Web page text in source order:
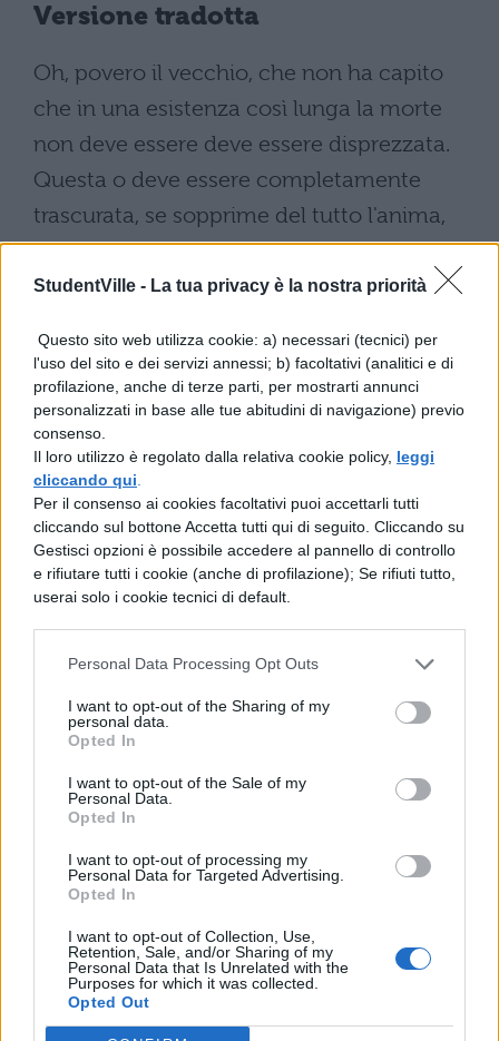
StudentVille - La tua privacy è la nostra priorità
Questo sito web utilizza cookie: a) necessari (tecnici) per
l'uso del sito e dei servizi annessi; b) facoltativi (analitici e di
profilazione, anche di terze parti, per mostrarti annunci
personalizzati in base alle tue abitudini di navigazione) previo
consenso.
Il loro utilizzo è regolato dalla relativa cookie policy, leggi
cliccando qui
Per il consenso ai cookies facoltativi puoi accettarli tutti
cliccando sul bottone Accetta tutti qui di seguito. Cliccando su
Gestisci opzioni è possibile accedere al pannello di controllo
e rifiutare tutti i cookie (anche di profilazione); Se rifiuti tutto,
userai solo i cookie tecnici di default.
Personal Data Processing Opt Outs
I want to opt-out of the Sharing of my
personal data.
Opted In
I want to opt-out of the Sale of my
Personal Data.
Opted In
I want to opt-out of processing my
Personal Data for Targeted Advertising.
Opted In
I want to opt-out of Collection, Use,
Retention, Sale, and/or Sharing of my
Personal Data that Is Unrelated with the
Purposes for which it was collected.
Opted Out
Versione tradotta
Oh, povero il vecchio, che non ha capito
che in una esistenza così lunga la morte
non deve essere deve essere disprezzata.
Questa o deve essere completamente
trascurata, se sopprime del tutto l'anima,
oppure deve essere perfino desiderata, se la
conduce in un qualche luogo in cui è
Pertanto che cosa dovrei temere, se dopo
la morte sarò destinato o a non essere
infelice o ad essere felice? Chi è tanto stolto
da essere sicuro, anche se è giovane, che
vivrà fino a tarda età? Ché anzi quella età
ha di gran lunga più possibilità di morte
che la nostra: i giovani prendono
gravemente si ammalano, con più difficoltà
minaccia: che difetto è questa della
con la gioventù?
"Eppure il giovane spera di vivere a lungo,
mentre il vecchio non può sperare la stessa
infatti di più sciocco che dare per certo ciò
che è incerto, dare per vere cose false? "Ma
il vecchio non ha neppure qualcosa in cui